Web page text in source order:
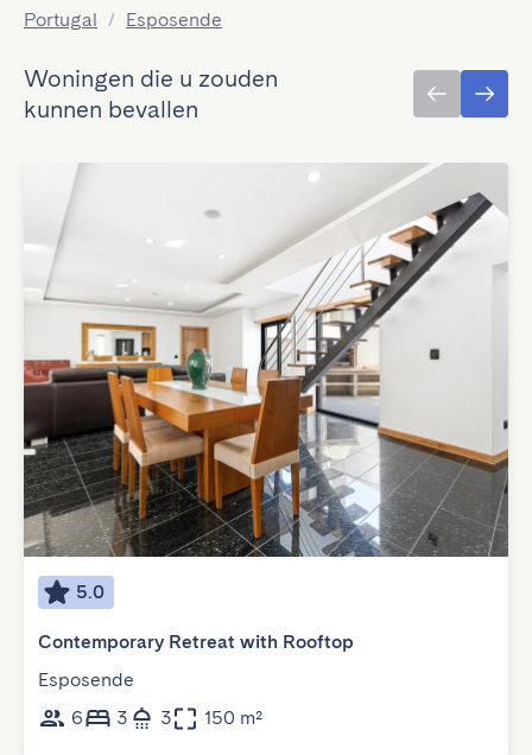
Portugal / Esposende
Woningen die u zouden
kunnen bevallen
5.0
Contemporary Retreat with Rooftop
Esposende
6
3 3 150 m²